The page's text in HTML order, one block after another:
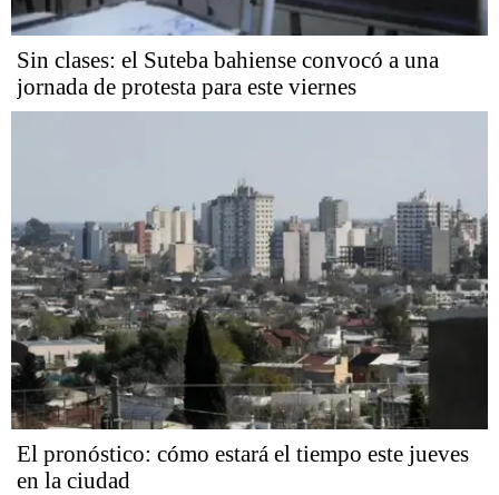
Sin clases: el Suteba bahiense convocó a una
jornada de protesta para este viernes
El pronóstico: cómo estará el tiempo este jueves
en la ciudad